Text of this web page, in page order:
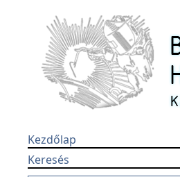
Kezdőlap
Keresés